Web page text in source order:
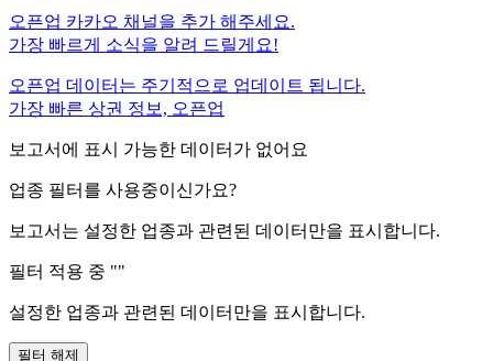
오픈업 카카오 채널을 추가 해주세요.
가장 빠르게 소식을 알려 드릴게요!
오픈업 데이터는 주기적으로 업데이트 됩니다.
가장 빠른 상권 정보, 오픈업
보고서에 표시 가능한 데이터가 없어요
업종 필터를 사용중이신가요?
보고서는 설정한 업종과 관련된 데이터만을 표시합니다.
필터 적용 중 ""
설정한 업종과 관련된 데이터만을 표시합니다.
필터 해제